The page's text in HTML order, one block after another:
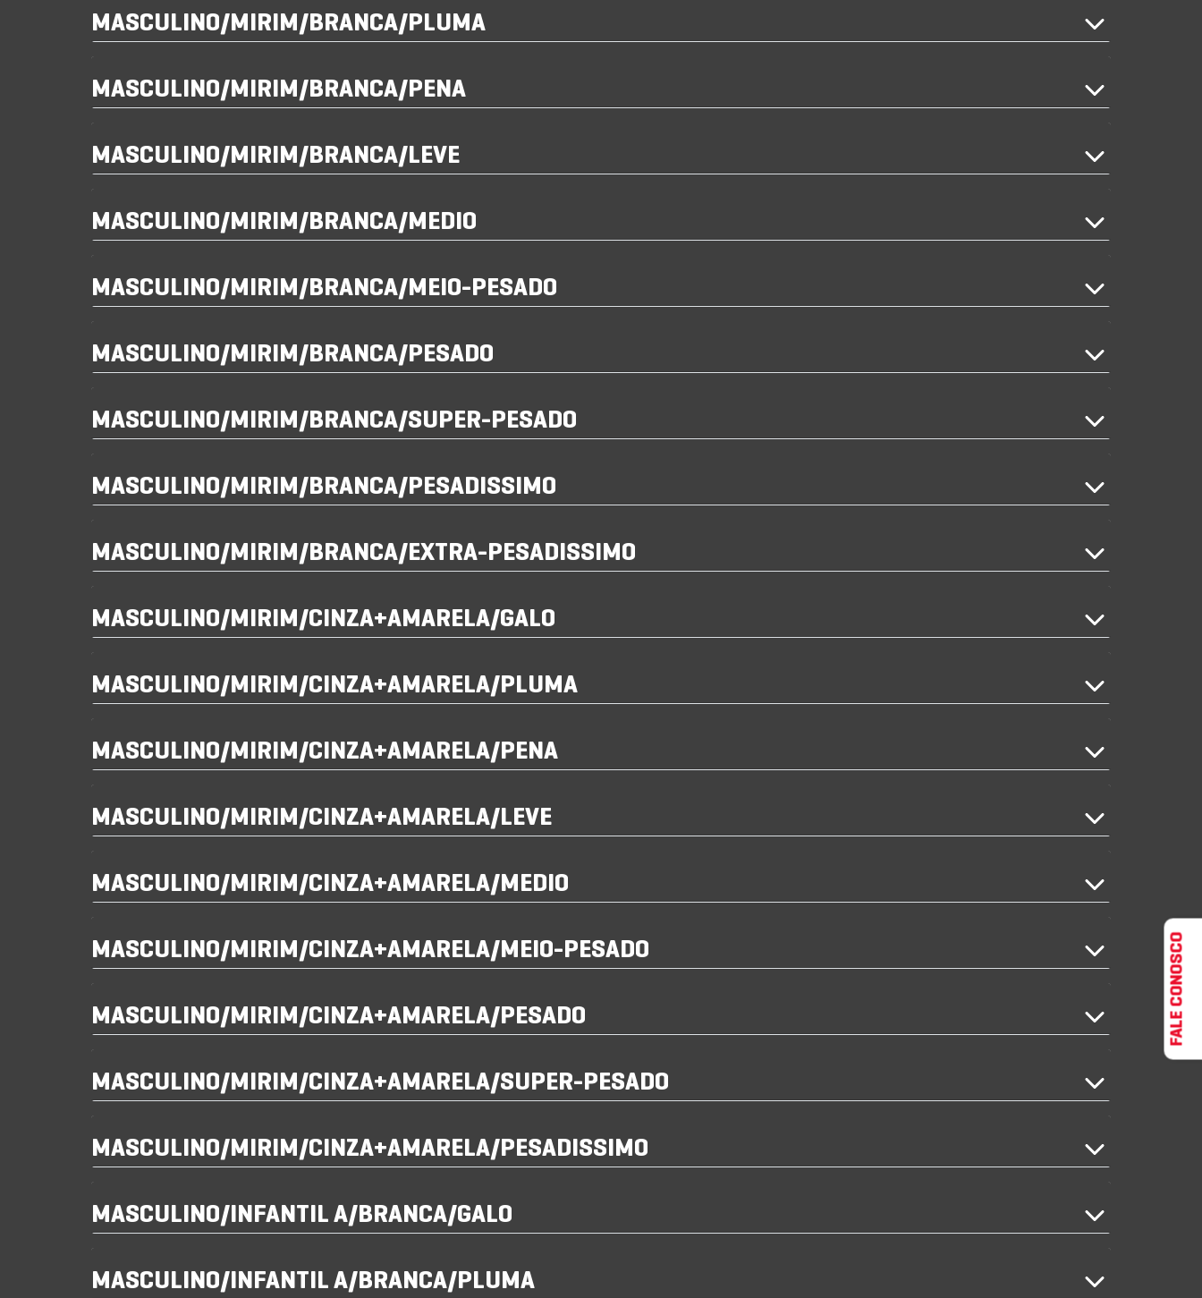
MASCULINO/MIRIM/BRANCA/PLUMA
MASCULINO/MIRIM/BRANCA/PENA
MASCULINO/MIRIM/BRANCA/LEVE
MASCULINO/MIRIM/BRANCA/MEDIO
MASCULINO/MIRIM/BRANCA/MEIO-PESADO
MASCULINO/MIRIM/BRANCA/PESADO
MASCULINO/MIRIM/BRANCA/SUPER-PESADO
MASCULINO/MIRIM/BRANCA/PESADISSIMO
MASCULINO/MIRIM/BRANCA/EXTRA-PESADISSIMO
MASCULINO/MIRIM/CINZA+AMARELA/GALO
MASCULINO/MIRIM/CINZA+AMARELA/PLUMA
MASCULINO/MIRIM/CINZA+AMARELA/PENA
MASCULINO/MIRIM/CINZA+AMARELA/LEVE
MASCULINO/MIRIM/CINZA+AMARELA/MEDIO
MASCULINO/MIRIM/CINZA+AMARELA/MEIO-PESADO
MASCULINO/MIRIM/CINZA+AMARELA/PESADO
MASCULINO/MIRIM/CINZA+AMARELA/SUPER-PESADO
MASCULINO/MIRIM/CINZA+AMARELA/PESADISSIMO
MASCULINO/INFANTIL A/BRANCA/GALO
MASCULINO/INFANTIL A/BRANCA/PLUMA
FALE CONOSCO